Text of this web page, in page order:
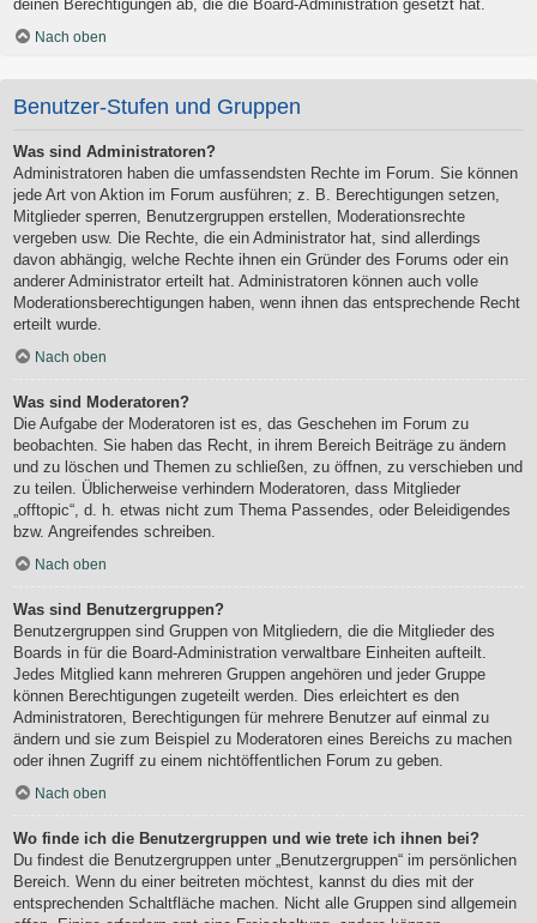
deinen Berechtigungen ab, die die Board-Administration gesetzt hat.
Nach oben
Benutzer-Stufen und Gruppen
Was sind Administratoren?
Administratoren haben die umfassendsten Rechte im Forum. Sie können
jede Art von Aktion im Forum ausführen; z. B. Berechtigungen setzen,
Mitglieder sperren, Benutzergruppen erstellen, Moderationsrechte
vergeben usw. Die Rechte, die ein Administrator hat, sind allerdings
davon abhängig, welche Rechte ihnen ein Gründer des Forums oder ein
anderer Administrator erteilt hat. Administratoren können auch volle
Moderationsberechtigungen haben, wenn ihnen das entsprechende Recht
erteilt wurde.
Nach oben
Was sind Moderatoren?
Die Aufgabe der Moderatoren ist es, das Geschehen im Forum zu
beobachten. Sie haben das Recht, in ihrem Bereich Beiträge zu ändern
und zu löschen und Themen zu schließen, zu öffnen, zu verschieben und
zu teilen. Üblicherweise verhindern Moderatoren, dass Mitglieder
„offtopic“, d. h. etwas nicht zum Thema Passendes, oder Beleidigendes
bzw. Angreifendes schreiben.
Nach oben
Was sind Benutzergruppen?
Benutzergruppen sind Gruppen von Mitgliedern, die die Mitglieder des
Boards in für die Board-Administration verwaltbare Einheiten aufteilt.
Jedes Mitglied kann mehreren Gruppen angehören und jeder Gruppe
können Berechtigungen zugeteilt werden. Dies erleichtert es den
Administratoren, Berechtigungen für mehrere Benutzer auf einmal zu
ändern und sie zum Beispiel zu Moderatoren eines Bereichs zu machen
oder ihnen Zugriff zu einem nichtöffentlichen Forum zu geben.
Nach oben
Wo finde ich die Benutzergruppen und wie trete ich ihnen bei?
Du findest die Benutzergruppen unter „Benutzergruppen“ im persönlichen
Bereich. Wenn du einer beitreten möchtest, kannst du dies mit der
entsprechenden Schaltfläche machen. Nicht alle Gruppen sind allgemein